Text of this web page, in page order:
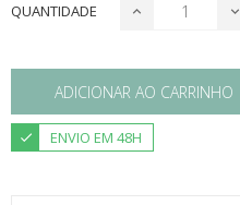
QUANTIDADE
ADICIONAR AO CARRINHO
ENVIO EM 48H